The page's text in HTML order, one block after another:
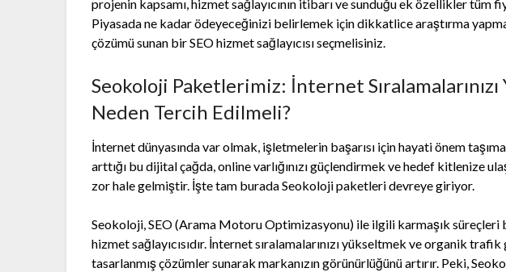
projenin kapsamı, hizmet sağlayıcının itibarı ve sunduğu ek özellikler tüm
Piyasada ne kadar ödeyeceğinizi belirlemek için dikkatlice araştırma
çözümü sunan bir SEO hizmet sağlayıcısı seçmelisiniz.
Seokoloji Paketlerimiz: İnternet
Neden Tercih Edilmeli?
İnternet dünyasında var olmak, işletmelerin başarısı için hayati önem
arttığı bu dijital çağda, online varlığınızı güçlendirmek ve hedef kitlenize
zor hale gelmiştir. İşte tam burada Seokoloji paketleri devreye giriyor.
Seokoloji, SEO (Arama Motoru Optimizasyonu) ile ilgili karmaşık
hizmet sağlayıcısıdır. İnternet sıralamalarınızı yükseltmek ve organik
tasarlanmış çözümler sunarak markanızın görünürlüğünü artırır. Peki,